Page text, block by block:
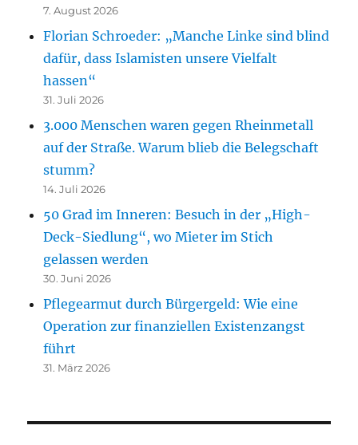
7. August 2026
Florian Schroeder: „Manche Linke sind blind
dafür, dass Islamisten unsere Vielfalt
hassen“
31. Juli 2026
3.000 Menschen waren gegen Rheinmetall
auf der Straße. Warum blieb die Belegschaft
stumm?
14. Juli 2026
50 Grad im Inneren: Besuch in der „High-
Deck-Siedlung“, wo Mieter im Stich
gelassen werden
30. Juni 2026
Pflegearmut durch Bürgergeld: Wie eine
Operation zur finanziellen Existenzangst
führt
31. März 2026